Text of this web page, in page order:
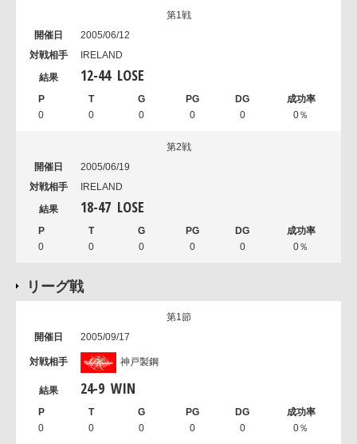
第1戦
2005/06/12
IRELAND
12-44 LOSE
0 0 0 0 0 0％
第2戦
2005/06/19
IRELAND
18-47 LOSE
0 0 0 0 0 0％
リーグ戦
第1節
2005/09/17
神戸製鋼
24-9 WIN
0 0 0 0 0 0％